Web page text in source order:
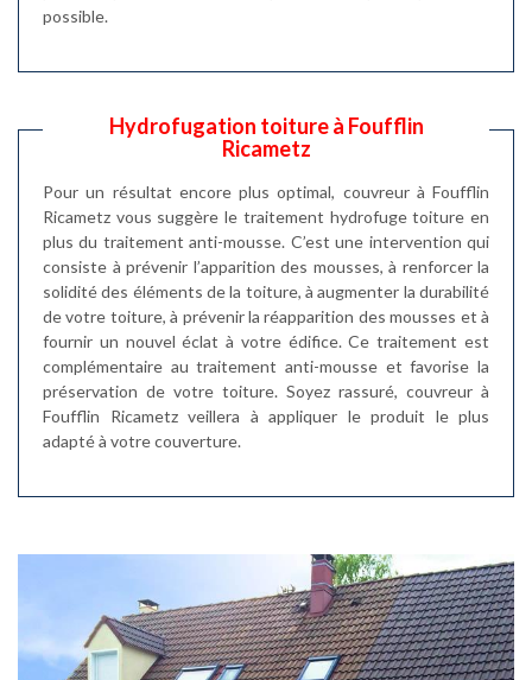
possible.
Hydrofugation toiture à Foufflin
Ricametz
Pour un résultat encore plus optimal, couvreur à Foufflin
Ricametz vous suggère le traitement hydrofuge toiture en
plus du traitement anti-mousse. C’est une intervention qui
consiste à prévenir l’apparition des mousses, à renforcer la
solidité des éléments de la toiture, à augmenter la durabilité
de votre toiture, à prévenir la réapparition des mousses et à
fournir un nouvel éclat à votre édifice. Ce traitement est
complémentaire au traitement anti-mousse et favorise la
préservation de votre toiture. Soyez rassuré, couvreur à
Foufflin Ricametz veillera à appliquer le produit le plus
adapté à votre couverture.